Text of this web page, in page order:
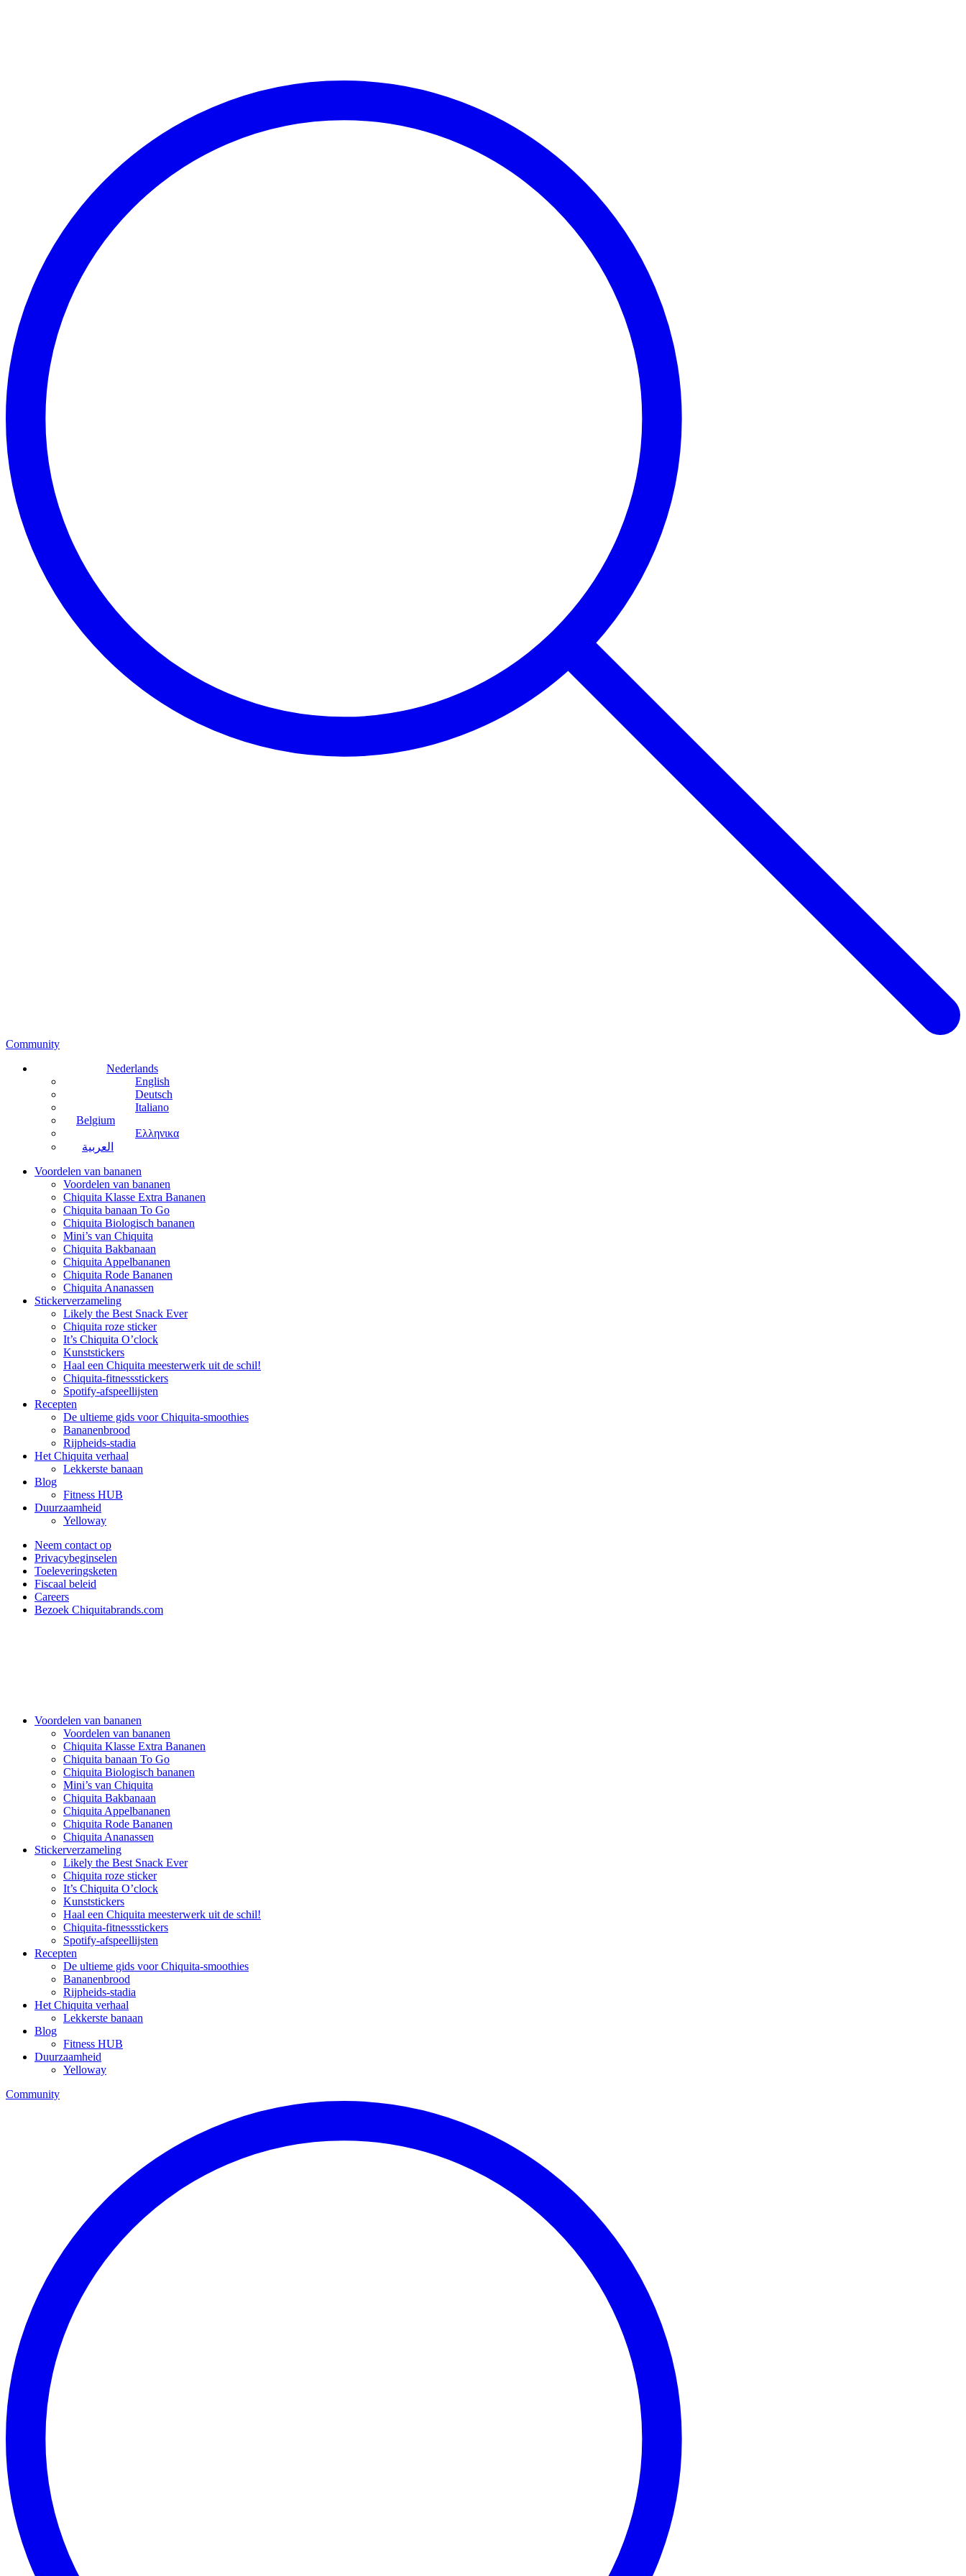
Community
Nederlands
English
Deutsch
Italiano
Belgium
Ελληνικα
العربية
Voordelen van bananen
Voordelen van bananen
Chiquita Klasse Extra Bananen
Chiquita banaan To Go
Chiquita Biologisch bananen
Mini’s van Chiquita
Chiquita Bakbanaan
Chiquita Appelbananen
Chiquita Rode Bananen
Chiquita Ananassen
Stickerverzameling
Likely the Best Snack Ever
Chiquita roze sticker
It’s Chiquita O’clock
Kunststickers
Haal een Chiquita meesterwerk uit de schil!
Chiquita-fitnessstickers
Spotify-afspeellijsten
Recepten
De ultieme gids voor Chiquita-smoothies
Bananenbrood
Rijpheids-stadia
Het Chiquita verhaal
Lekkerste banaan
Blog
Fitness HUB
Duurzaamheid
Yelloway
Neem contact op
Privacybeginselen
Toeleveringsketen
Fiscaal beleid
Careers
Bezoek Chiquitabrands.com
Voordelen van bananen
Voordelen van bananen
Chiquita Klasse Extra Bananen
Chiquita banaan To Go
Chiquita Biologisch bananen
Mini’s van Chiquita
Chiquita Bakbanaan
Chiquita Appelbananen
Chiquita Rode Bananen
Chiquita Ananassen
Stickerverzameling
Likely the Best Snack Ever
Chiquita roze sticker
It’s Chiquita O’clock
Kunststickers
Haal een Chiquita meesterwerk uit de schil!
Chiquita-fitnessstickers
Spotify-afspeellijsten
Recepten
De ultieme gids voor Chiquita-smoothies
Bananenbrood
Rijpheids-stadia
Het Chiquita verhaal
Lekkerste banaan
Blog
Fitness HUB
Duurzaamheid
Yelloway
Community